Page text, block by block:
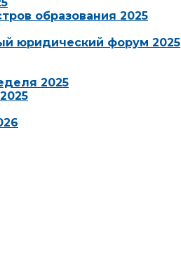
образования 2025
юридический форум 2025
2025